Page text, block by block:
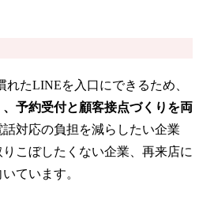
たLINEを入口にできるため、
予約受付と顧客接点づくりを両
対応の負担を減らしたい企業
こぼしたくない企業、再来店に
ています。